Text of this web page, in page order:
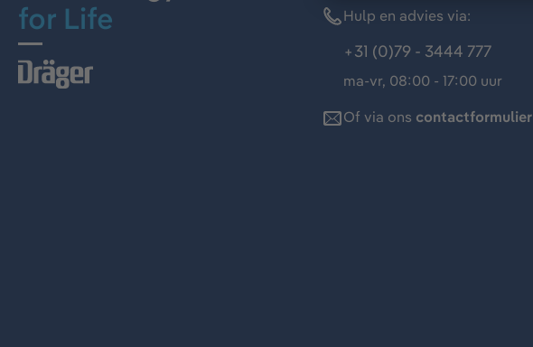
for Life
Hulp en advies via:
+31 (0)79 - 3444 777
ma-vr, 08:00 - 17:00 uur
Of via ons contactformulier